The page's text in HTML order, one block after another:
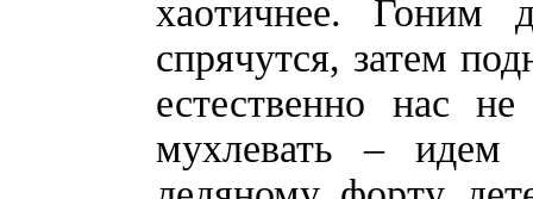
хаотичнее. Гоним
спрячутся, затем
естественно нас
мухлевать –